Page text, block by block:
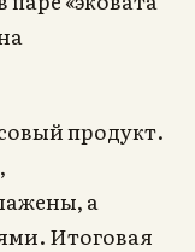
продукт.
а
Итоговая